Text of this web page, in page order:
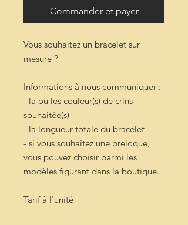
Commander et payer
Vous souhaitez un bracelet sur
mesure ?
Informations à nous communiquer :
- la ou les couleur(s) de crins
souhaitée(s)
- la longueur totale du bracelet
- si vous souhaitez une breloque,
vous pouvez choisir parmi les
modèles figurant dans la boutique.
Tarif à l'unité